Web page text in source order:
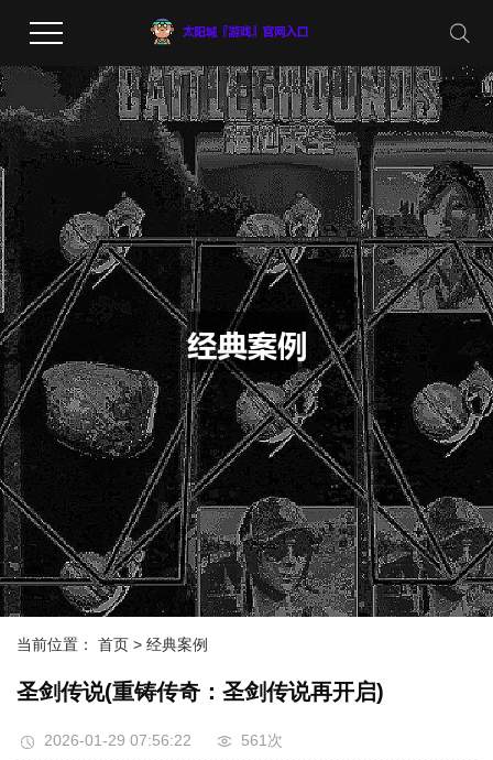
当前位置： 首页 > 经典案例
圣剑传说(重铸传奇：圣剑传说再开启)
2026-01-29 07:56:22 561次